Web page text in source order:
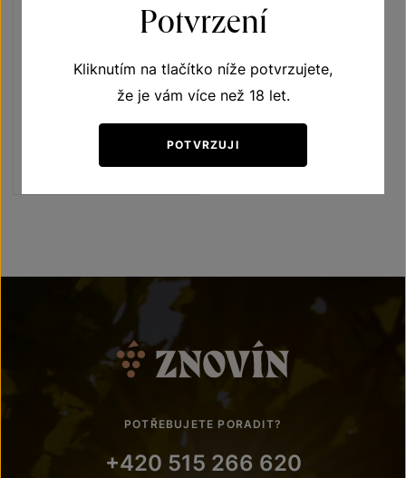
Tramín červený
POTŘEBUJETE PORADIT?
+420 515 266 620
Potvrzení
Kliknutím na tlačítko níže potvrzujete,
že je vám více než 18 let.
POTVRZUJI